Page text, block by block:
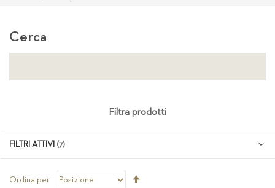
Ordina per
Cerca
Filtra prodotti
FILTRI ATTIVI